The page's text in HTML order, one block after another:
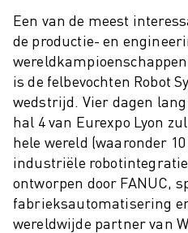
DRAADVONKMACHINES
ROBOCUT DRAADVONKMACHINES
ROBOCUT HARDWARE
ROBOCUT SOFTWARE
ROBOCUT PREVENTIEF
ROBOCUT DUURZAAMHEID
IIOT-OPLOSSINGEN
SMART FACTORY OPLOSSINGEN
SMART FACTORY OPLOSSINGEN
PRODUCT REGISTRATIE » FANUC
Een van de meest
de productie- en
is de felbevochten Robot
wedstrijd. Vier dagen
hal 4 van Eurexpo Lyon
hele wereld (waaronder
industriële
ontworpen door FANUC,
fabrieksautomatisering
wereldwijde partner van